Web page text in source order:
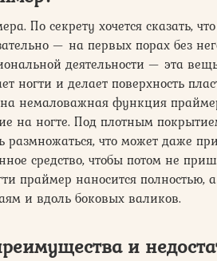
По секрету хочется сказать,
— на первых порах без
деятельности — эта
ногти и делает поверхность
немаловажная функция
на ногте. Под плотным
размножаться, что может даже
средство, чтобы потом не
праймер наносится полностью,
и вдоль боковых валиков.
и